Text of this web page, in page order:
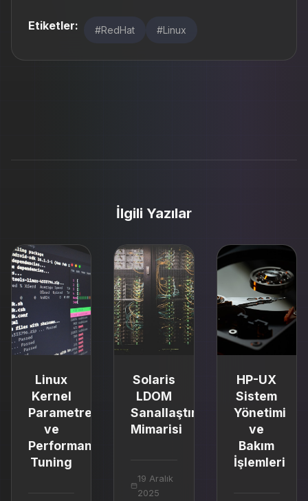
Etiketler: #RedHat #Linux
İlgili Yazılar
Linux
Kernel
Parametreleri
ve
Performance
Tuning
Solaris
LDOM
Sanallaştırma
Mimarisi
19 Aralık
2025
HP-UX
Sistem
Yönetimi
ve
Bakım
İşlemleri